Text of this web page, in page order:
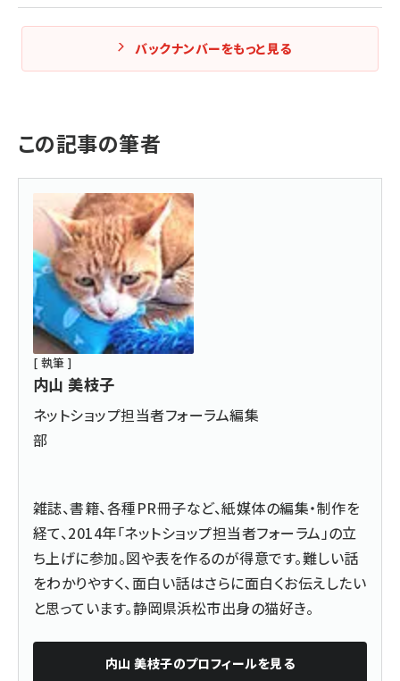
バックナンバーをもっと見る
この記事の筆者
[ 執筆 ]
内山 美枝子
ネットショップ担当者フォーラム編集
部
雑誌、書籍、各種PR冊子など、紙媒体の編集・制作を
経て、2014年「ネットショップ担当者フォーラム」の立
ち上げに参加。図や表を作るのが得意です。難しい話
をわかりやすく、面白い話はさらに面白くお伝えしたい
と思っています。静岡県浜松市出身の猫好き。
内山 美枝子のプロフィールを見る